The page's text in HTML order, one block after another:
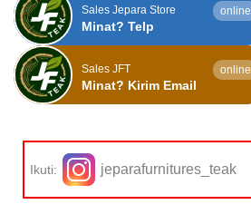
Sales Jepara Store online
Minat? Telp
Sales JFT online
Minat? Kirim Email
Ikuti: jeparafurnitures_teak